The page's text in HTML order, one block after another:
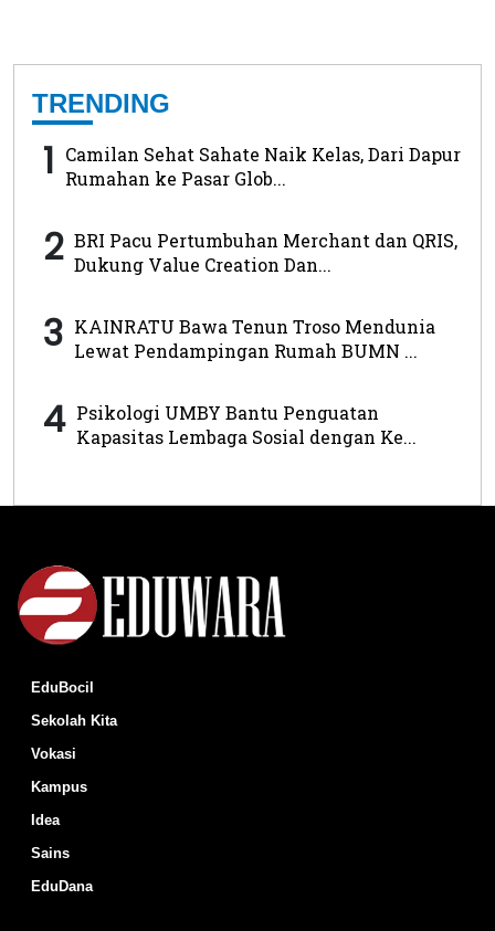
TRENDING
1 Camilan Sehat Sahate Naik Kelas, Dari Dapur
Rumahan ke Pasar Glob...
2 BRI Pacu Pertumbuhan Merchant dan QRIS,
Dukung Value Creation Dan...
3 KAINRATU Bawa Tenun Troso Mendunia
Lewat Pendampingan Rumah BUMN ...
4 Psikologi UMBY Bantu Penguatan
Kapasitas Lembaga Sosial dengan Ke...
EduBocil
Sekolah Kita
Vokasi
Kampus
Idea
Sains
EduDana